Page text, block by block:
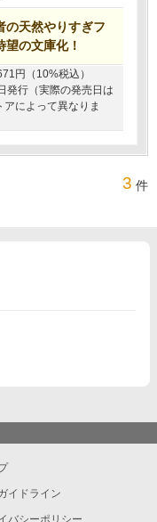
の天然やりすぎフ
望の文庫化！
円（10%税込）
発行（実際の発売日は
によって異なりま
3 件
イドライン
バシーポリシー